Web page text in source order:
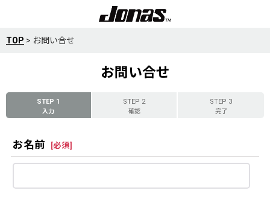
TOP > お問い合せ
お問い合せ
STEP 1
入力
STEP 2
確認
STEP 3
完了
お名前 [必須]